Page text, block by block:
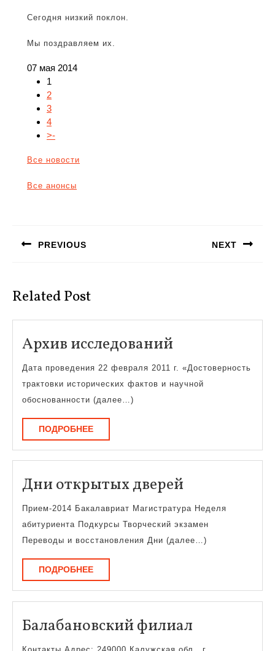
Сегодня низкий поклон.
Мы поздравляем их.
07 мая 2014
1
2
3
4
>-
Все новости
Все анонсы
записям
PREVIOUS NEXT
Related Post
Архив исследований
исследований
Дата проведения 22 февраля 2011 г. «Достоверность
трактовки исторических фактов и научной
обоснованности (далее…)
ПОДРОБНЕЕПОДРОБНЕЕ
Дни открытых дверей
открытых
дверей
Прием-2014 Бакалавриат Магистратура Неделя
абитуриента Подкурсы Творческий экзамен
Переводы и восстановления Дни (далее…)
ПОДРОБНЕЕПОДРОБНЕЕ
Балабановский филиал
филиал